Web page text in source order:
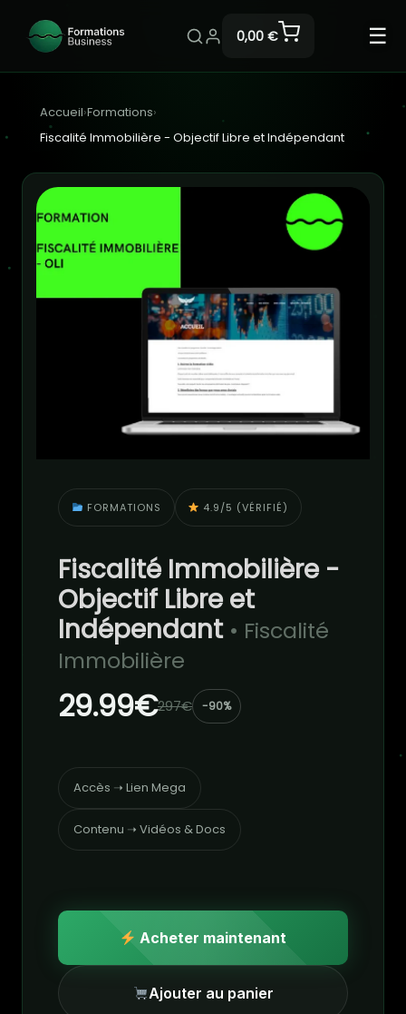
0,00 € ☰
Accueil›Formations›
Fiscalité Immobilière - Objectif Libre et Indépendant
FORMATIONS 4.9/5 (VÉRIFIÉ)
Fiscalité Immobilière -
Objectif Libre et
Indépendant • Fiscalité
Immobilière
29.99€297€ -90%
Accès ➝ Lien Mega
Contenu ➝ Vidéos & Docs
Acheter maintenant
Ajouter au panier